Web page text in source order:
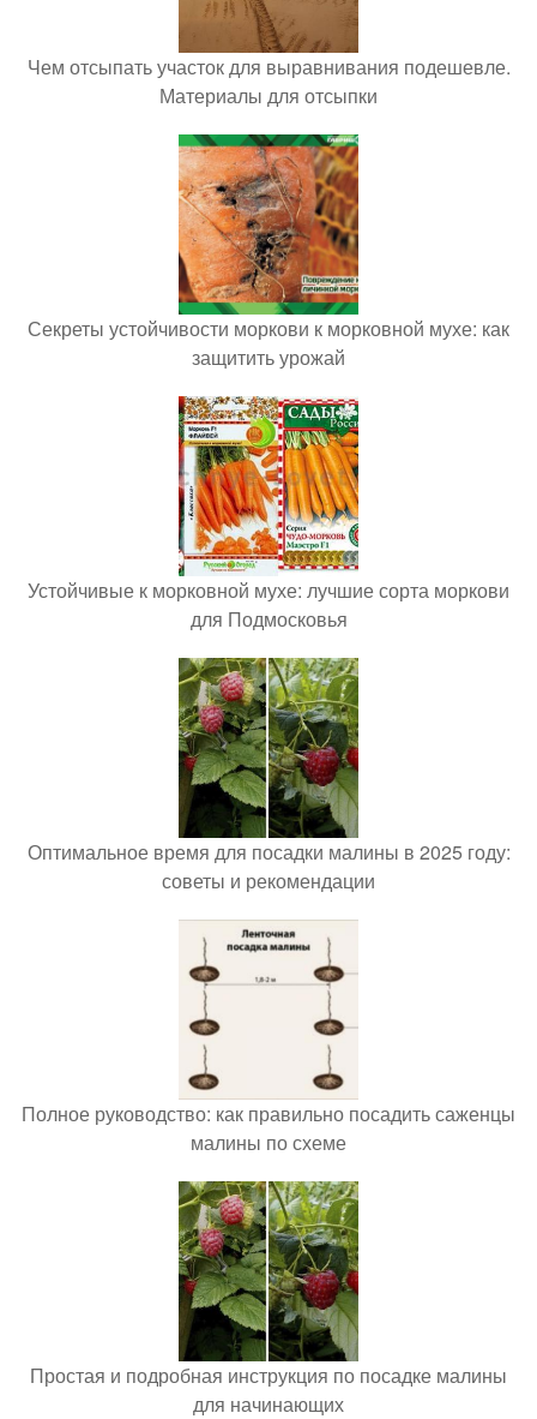
Чем отсыпать участок для выравнивания подешевле.
Материалы для отсыпки
Секреты устойчивости моркови к морковной мухе: как
защитить урожай
Устойчивые к морковной мухе: лучшие сорта моркови
для Подмосковья
Оптимальное время для посадки малины в 2025 году:
советы и рекомендации
Полное руководство: как правильно посадить саженцы
малины по схеме
Простая и подробная инструкция по посадке малины
для начинающих